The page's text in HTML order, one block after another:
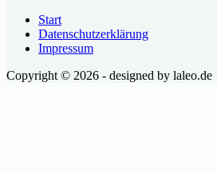
Start
Datenschutzerklärung
Impressum
Copyright © 2026 - designed by laleo.de